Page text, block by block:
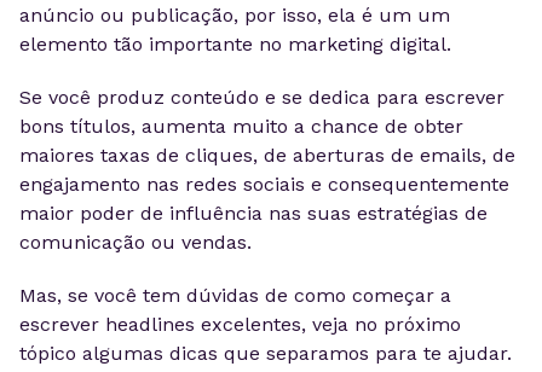
anúncio ou publicação, por isso, ela é um um
elemento tão importante no marketing digital.
Se você produz conteúdo e se dedica para escrever
bons títulos, aumenta muito a chance de obter
maiores taxas de cliques, de aberturas de emails, de
engajamento nas redes sociais e consequentemente
maior poder de influência nas suas estratégias de
comunicação ou vendas.
Mas, se você tem dúvidas de como começar a
escrever headlines excelentes, veja no próximo
tópico algumas dicas que separamos para te ajudar.